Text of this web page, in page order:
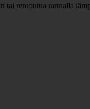
tai rentoutua rannalla